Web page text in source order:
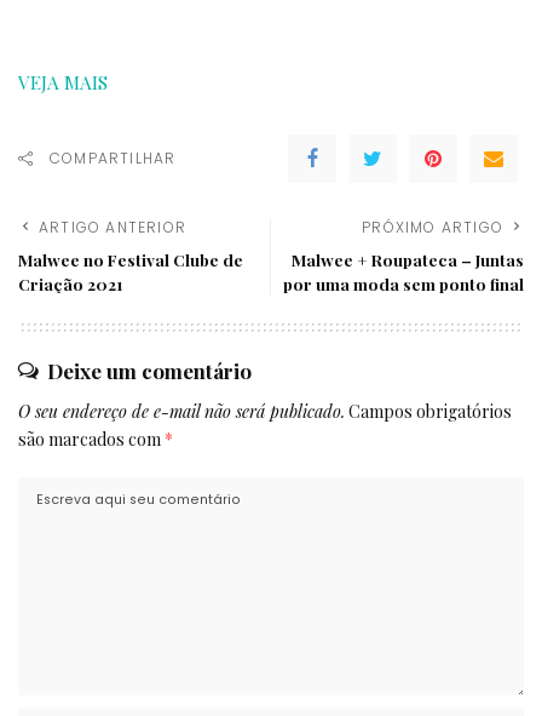
VEJA MAIS
COMPARTILHAR
ARTIGO ANTERIOR
Malwee no Festival Clube de
Criação 2021
PRÓXIMO ARTIGO
Malwee + Roupateca – Juntas
por uma moda sem ponto final
Deixe um comentário
O seu endereço de e-mail não será publicado. Campos obrigatórios
são marcados com *